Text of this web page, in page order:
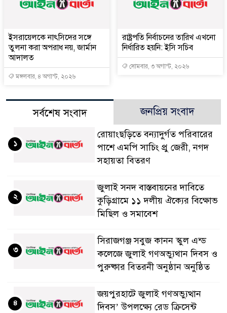
ইসরায়েলকে নাৎসিদের সঙ্গে
তুলনা করা অপরাধ নয়, জার্মান
আদালত
মঙ্গলবার, ৪ অগাস্ট, ২০২৬
রাষ্ট্রপতি নির্বাচনের তারিখ এখনো
নির্ধারিত হয়নি: ইসি সচিব
সোমবার, ৩ অগাস্ট, ২০২৬
সর্বশেষ সংবাদ জনপ্রিয় সংবাদ
রোয়াংছড়িতে বন্যাদুর্গত পরিবারের
পাশে এমপি সাচিং প্রু জেরী, নগদ
সহায়তা বিতরণ
১
জুলাই সনদ বাস্তবায়নের দাবিতে
কুড়িগ্রামে ১১ দলীয় ঐক্যের বিক্ষোভ
মিছিল ও সমাবেশ
২
সিরাজগঞ্জ সবুজ কানন স্কুল এন্ড
কলেজে জুলাই গণঅভ্যুথান দিবস ও
পুরুষ্কার বিতরনী অনুষ্ঠান অনুষ্ঠিত
৩
জয়পুরহাটে জুলাই গণঅভ্যুত্থান
দিবস’ উপলক্ষ্যে রেড ক্রিসেন্ট
৪